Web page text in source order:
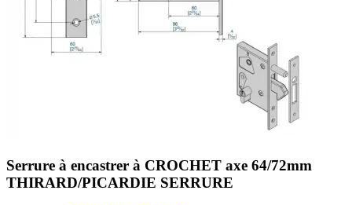
Serrure à encastrer à CROCHET axe 64/72mm
THIRARD/PICARDIE SERRURE